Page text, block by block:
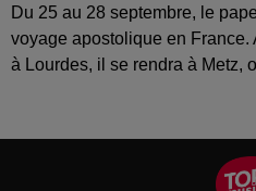
Du 25 au 28 septembre, le
voyage apostolique en
à Lourdes, il se rendra à Metz,